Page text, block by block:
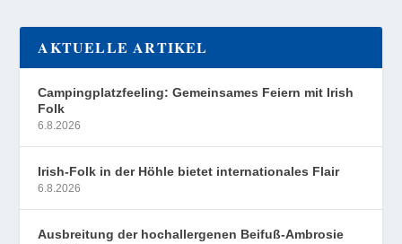
AKTUELLE ARTIKEL
Campingplatzfeeling: Gemeinsames Feiern mit Irish
Folk
6.8.2026
Irish-Folk in der Höhle bietet internationales Flair
6.8.2026
Ausbreitung der hochallergenen Beifuß-Ambrosie